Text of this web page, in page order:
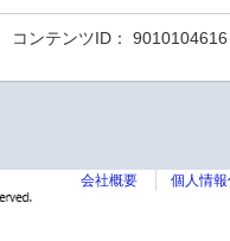
コンテンツID： 9010104616
会社概要 個人情